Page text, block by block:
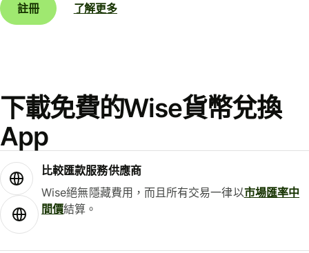
註冊
了解更多
下載免費的Wise貨幣兌換
App
比較匯款服務供應商
Wise絕無隱藏費用，而且所有交易一律以市場匯率中
間價結算。